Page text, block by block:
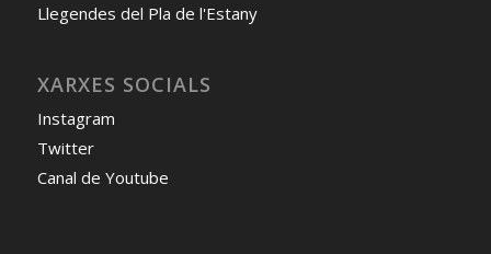
Llegendes del Pla de l'Estany
XARXES SOCIALS
Instagram
Twitter
Canal de Youtube